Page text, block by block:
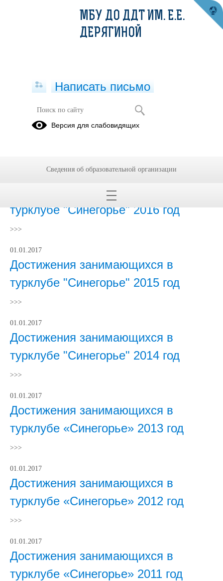
Наши достижения
Достижения занимающихся в
турклубе "Синегорье" 2016 год
>>>
01.01.2017
Достижения занимающихся в
турклубе "Синегорье" 2015 год
>>>
01.01.2017
Достижения занимающихся в
турклубе "Синегорье" 2014 год
>>>
01.01.2017
Достижения занимающихся в
турклубе «Синегорье» 2013 год
>>>
01.01.2017
Достижения занимающихся в
турклубе «Синегорье» 2012 год
>>>
01.01.2017
Достижения занимающихся в
турклубе «Синегорье» 2011 год
МБУ ДО ДДТ ИМ. Е.Е.
ДЕРЯГИНОЙ
Написать письмо
Версия для слабовидящих
Сведения об образовательной организации